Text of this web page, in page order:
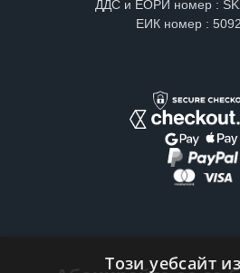
ДДС и ЕОРИ номер :
ЕИК номер :
Този уебсайт